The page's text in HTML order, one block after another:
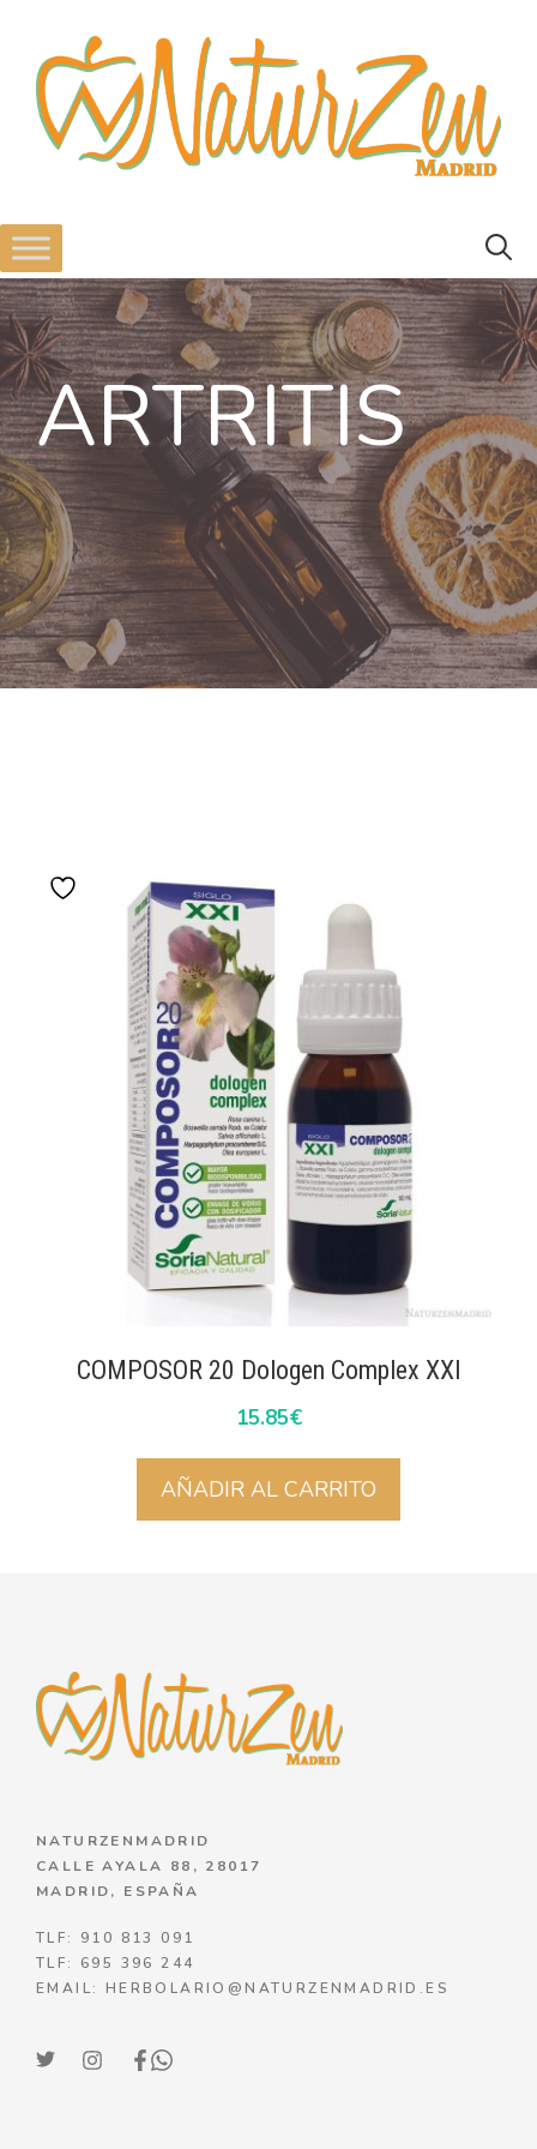
ARTRITIS
COMPOSOR 20 Dologen Complex XXI
15.85€
AÑADIR AL CARRITO
NATURZENMADRID
CALLE AYALA 88, 28017
MADRID, ESPAÑA
TLF: 910 813 091
TLF: 695 396 244
EMAIL: HERBOLARIO@NATURZENMADRID.ES